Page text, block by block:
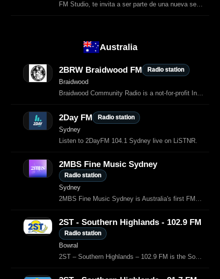
FM Studio, te invita a ser parte de una nueva señal que hoy tiene Capilla del
Australia
2BRW Braidwood FM Radio station
Braidwood
Braidwood Community Radio is a not-for-profit Incorporated Association.
2Day FM Radio station
Sydney
Listen to 2DayFM 104.1 Sydney live on LiSTNR.
2MBS Fine Music Sydney
Radio station
Sydney
2MBS Fine Music Sydney is Australia's first FM Stereo Broadcaster.
2ST - Southern Highlands - 102.9 FM
Radio station
Bowral
2ST – Southern Highlands – 102.9 FM is the Southern Highlands relay of 2ST, a classic‑hits commercial radio station serving the Shoalhaven and Highlands regions of New South Wales, Australia 2ST is a long‑running…